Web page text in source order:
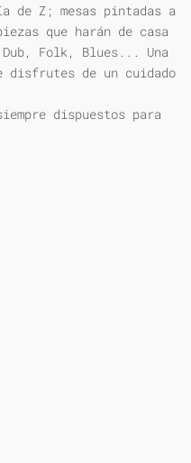
de Z; mesas pintadas a
que harán de casa
Folk, Blues... Una
disfrutes de un cuidado
dispuestos para